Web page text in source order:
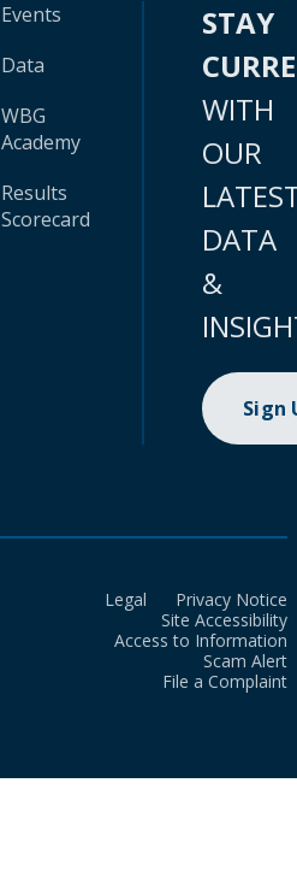
Events
Data
WBG
Academy
Results
Scorecard
STAY
WITH
OUR
DATA
&
Sign
Legal
Privacy Notice
Site Accessibility
Access to Information
Scam Alert
File a Complaint